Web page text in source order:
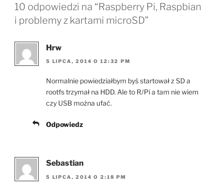
10 odpowiedzi na “Raspberry Pi, Raspbian
i problemy z kartami microSD”
Hrw
5 LIPCA, 2014 O 12:32 PM
Normalnie powiedziałbym byś startował z SD a
rootfs trzymał na HDD. Ale to R/Pi a tam nie wiem
czy USB można ufać.
Odpowiedz
Sebastian
5 LIPCA, 2014 O 2:18 PM